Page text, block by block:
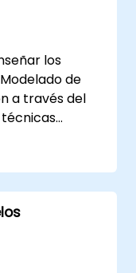
y scripts
los
de
a través del
y
formación
a
sobre la